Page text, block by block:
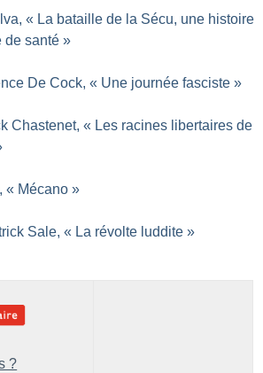
« La bataille de la Sécu, une histoire
de santé »
De Cock, « Une journée fasciste »
Chastenet, « Les racines libertaires de
« Mécano »
Sale, « La révolte luddite »
?